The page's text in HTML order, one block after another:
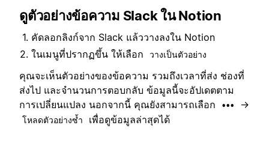
ดูตัวอย่างข้อความ Slack ใน Notion
คัดลอกลิงก์จาก Slack แล้ววางลงใน Notion
ในเมนูที่ปรากฏขึ้น ให้เลือก
วางเป็นตัวอย่าง
คุณจะเห็นตัวอย่างของข้อความ รวมถึงเวลาที่ส่ง ช่องที่
ส่งไป และจำนวนการตอบกลับ ข้อมูลนี้จะอัปเดตตาม
การเปลี่ยนแปลง นอกจากนี้ คุณยังสามารถเลือก
••• →
โหลดตัวอย่างซ้ำ เพื่อดูข้อมูลล่าสุดได้